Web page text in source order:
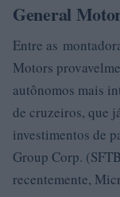
General
Entre as
Motors
autônomos mais
de cruzeiros, que
investimentos de
Group Corp.
recentemente,